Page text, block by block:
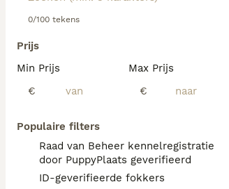
0/100 tekens
Prijs
Min Prijs
€
Max Prijs
€
Populaire filters
Raad van Beheer kennelregistratie
door PuppyPlaats geverifieerd
ID-geverifieerde fokkers